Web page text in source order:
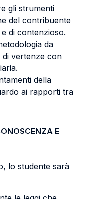
gli strumenti
del contribuente
di contenzioso.
da
di vertenze con
della
ai rapporti tra
E
lo studente sarà